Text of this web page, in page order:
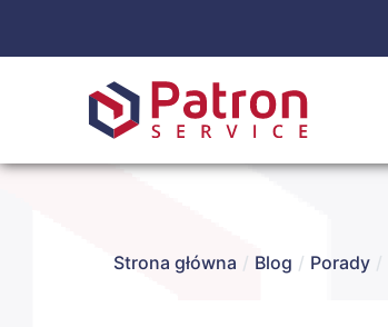
Strona główna / Blog / Porady /